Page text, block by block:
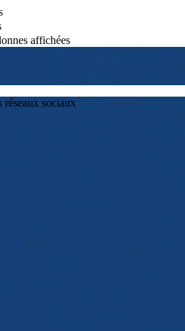
affichées
sociaux